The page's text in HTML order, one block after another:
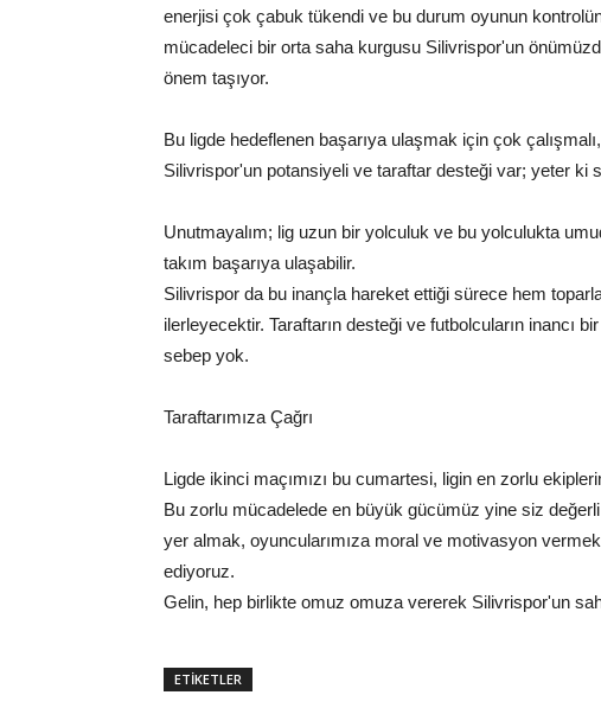
enerjisi çok çabuk tükendi ve bu durum oyunun
mücadeleci bir orta saha kurgusu Silivrispor'un
önem taşıyor.
Bu ligde hedeflenen başarıya ulaşmak için çok
Silivrispor'un potansiyeli ve taraftar desteği var; yeter ki
Unutmayalım; lig uzun bir yolculuk ve bu yolculukta
takım başarıya ulaşabilir.
Silivrispor da bu inançla hareket ettiği sürece hem
ilerleyecektir. Taraftarın desteği ve futbolcuların inancı
sebep yok.
Taraftarımıza Çağrı
Ligde ikinci maçımızı bu cumartesi, ligin en zorlu
Bu zorlu mücadelede en büyük gücümüz yine siz değerli
yer almak, oyuncularımıza moral ve motivasyon
ediyoruz.
Gelin, hep birlikte omuz omuza vererek Silivrispor'un
ETİKETLER